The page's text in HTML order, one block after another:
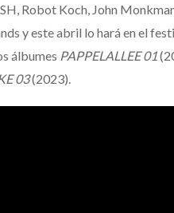
Robot Koch, John
y este abril lo hará en el
álbumes PAPPELALLEE 01
03(2023).